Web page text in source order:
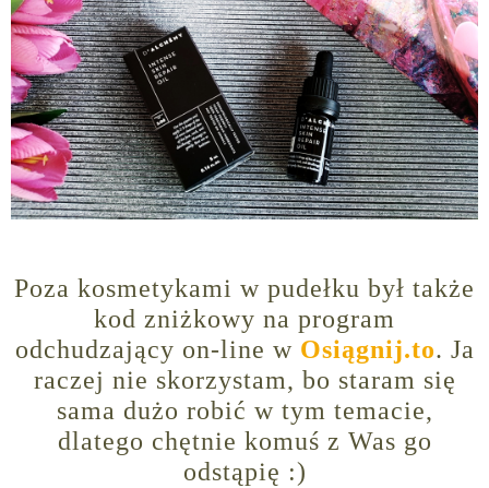
Poza kosmetykami w pudełku był także
kod zniżkowy na program
odchudzający on-line w Osiągnij.to. Ja
raczej nie skorzystam, bo staram się
sama dużo robić w tym temacie,
dlatego chętnie komuś z Was go
odstąpię :)